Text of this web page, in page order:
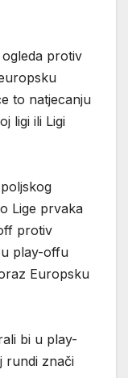
protiv
to natjecanju
ligi ili Ligi
Lige prvaka
protiv
play-offu
Europsku
bi u play-
rundi znači